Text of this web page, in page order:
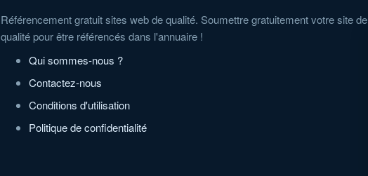
Référencement gratuit sites web de qualité. Soumettre gratuitement votre site de
qualité pour être référencés dans l'annuaire !
Qui sommes-nous ?
Contactez-nous
Conditions d'utilisation
Politique de confidentialité